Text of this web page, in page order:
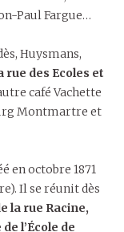
Paul Fargue…
Huysmans,
rue des Ecoles et
café Vachette
Montmartre et
en octobre 1871
Il se réunit dès
la rue Racine,
l’École de